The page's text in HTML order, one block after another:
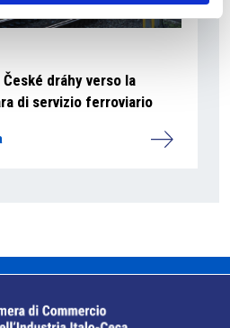
dráhy verso la
di servizio ferroviario